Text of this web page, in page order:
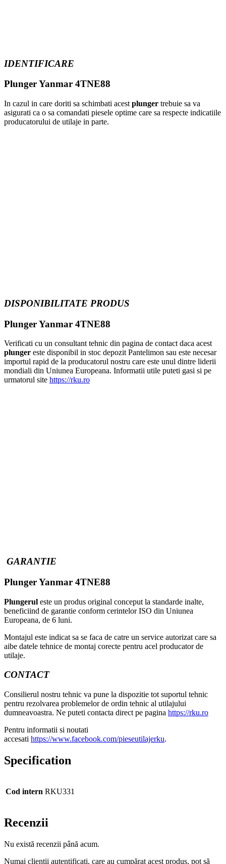
IDENTIFICARE
Plunger Yanmar 4TNE88
In cazul in care doriti sa schimbati acest plunger trebuie sa va
asigurati ca o sa comandati piesele optime care sa respecte indicatiile
producatorului de utilaje in parte.
DISPONIBILITATE PRODUS
Plunger Yanmar 4TNE88
Verificati cu un consultant tehnic din pagina de contact daca acest
plunger este disponibil in stoc depozit Pantelimon sau este necesar
importul rapid de la producatorul nostru care este unul dintre liderii
mondiali din Uniunea Europeana. Informatii utile puteti gasi si pe
urmatorul site https://rku.ro
GARANTIE
Plunger Yanmar 4TNE88
Plungerul este un produs original conceput la standarde inalte,
beneficiind de garantie conform cerintelor ISO din Uniunea
Europeana, de 6 luni.
Montajul este indicat sa se faca de catre un service autorizat care sa
aibe datele tehnice de montaj corecte pentru acel producator de
utilaje.
CONTACT
Consilierul nostru tehnic va pune la dispozitie tot suportul tehnic
pentru rezolvarea problemelor de ordin tehnic al utilajului
dumneavoastra. Ne puteti contacta direct pe pagina https://rku.ro
Pentru informatii si noutati
accesati https://www.facebook.com/pieseutilajerku.
Specification
Cod intern RKU331
Recenzii
Nu există recenzii până acum.
Numai clienții autentificați, care au cumpărat acest produs, pot să